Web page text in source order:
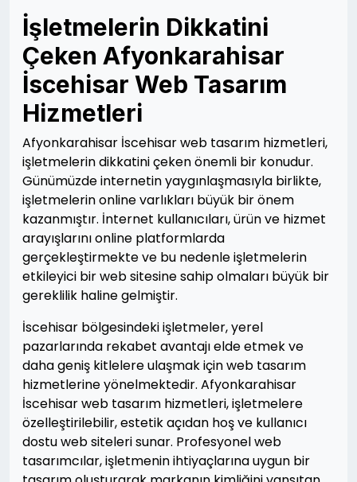
İşletmelerin Dikkatini
Çeken Afyonkarahisar
İscehisar Web Tasarım
Hizmetleri
Afyonkarahisar İscehisar web tasarım hizmetleri,
işletmelerin dikkatini çeken önemli bir konudur.
Günümüzde internetin yaygınlaşmasıyla birlikte,
işletmelerin online varlıkları büyük bir önem
kazanmıştır. İnternet kullanıcıları, ürün ve hizmet
arayışlarını online platformlarda
gerçekleştirmekte ve bu nedenle işletmelerin
etkileyici bir web sitesine sahip olmaları büyük bir
gereklilik haline gelmiştir.
İscehisar bölgesindeki işletmeler, yerel
pazarlarında rekabet avantajı elde etmek ve
daha geniş kitlelere ulaşmak için web tasarım
hizmetlerine yönelmektedir. Afyonkarahisar
İscehisar web tasarım hizmetleri, işletmelere
özelleştirilebilir, estetik açıdan hoş ve kullanıcı
dostu web siteleri sunar. Profesyonel web
tasarımcılar, işletmenin ihtiyaçlarına uygun bir